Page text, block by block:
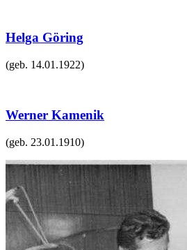
Helga Göring
(geb. 14.01.1922)
Werner Kamenik
(geb. 23.01.1910)